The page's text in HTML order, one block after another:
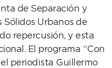
de Separación y
Sólidos Urbanos de
repercusión, y esta
El programa “Con
periodista Guillermo